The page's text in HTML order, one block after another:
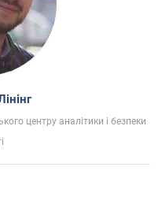
центру аналітики і безпеки